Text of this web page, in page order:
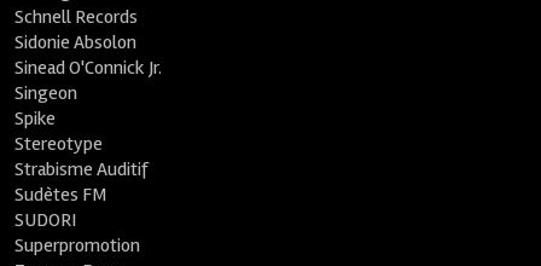
Schnell Records
Sidonie Absolon
Sinead O'Connick Jr.
Singeon
Spike
Stereotype
Strabisme Auditif
Sudètes FM
SUDORI
Superpromotion